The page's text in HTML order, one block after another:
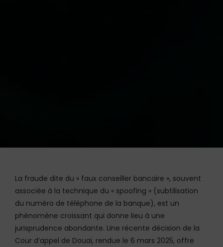
La fraude dite du « faux conseiller bancaire », souvent
associée à la technique du « spoofing » (subtilisation
du numéro de téléphone de la banque), est un
phénomène croissant qui donne lieu à une
jurisprudence abondante. Une récente décision de la
Cour d’appel de Douai, rendue le 6 mars 2025, offre